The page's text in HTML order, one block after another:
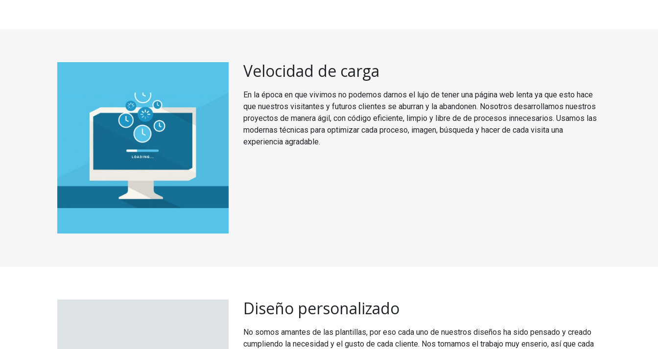
Velocidad de carga
En la época en que vivimos no podemos darnos el lujo de tener una página web lenta ya que esto hace
que nuestros visitantes y futuros clientes se aburran y la abandonen. Nosotros desarrollamos nuestros
proyectos de manera ágil, con código eficiente, limpio y libre de de procesos innecesarios. Usamos las
modernas técnicas para optimizar cada proceso, imagen, búsqueda y hacer de cada visita una
experiencia agradable.
Diseño personalizado
No somos amantes de las plantillas, por eso cada uno de nuestros diseños ha sido pensado y creado
cumpliendo la necesidad y el gusto de cada cliente. Nos tomamos el trabajo muy enserio, así que cada